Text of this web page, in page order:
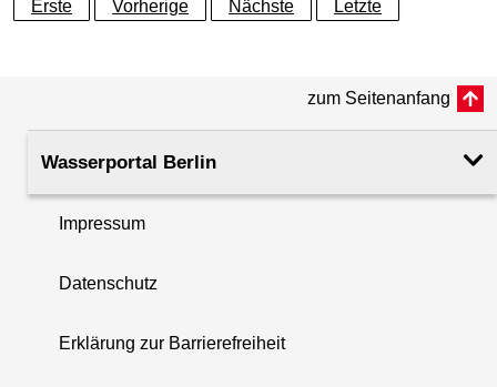
Erste
Vorherige Nächste Letzte
zum Seitenanfang
Wasserportal Berlin
Impressum
Datenschutz
Erklärung zur Barrierefreiheit